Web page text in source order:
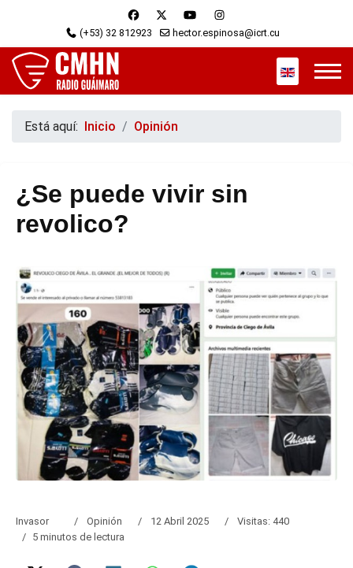
(+53) 32 812923 hector.espinosa@icrt.cu
Seleccione
Está aquí: Inicio Opinión
¿Se puede vivir sin
revolico?
Invasor Opinión 12 Abril 2025
Visitas: 440
5 minutos de lectura